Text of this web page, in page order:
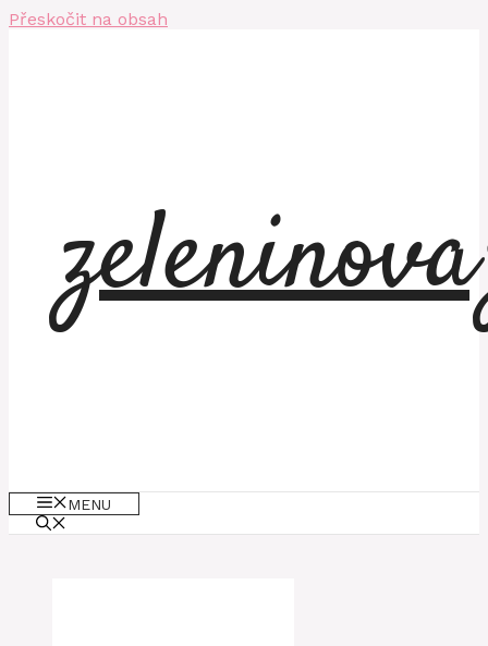
Přeskočit na obsah
MENU